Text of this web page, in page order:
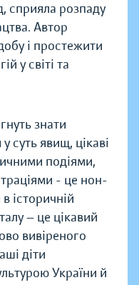
сприяла розпаду
Автор
і простежити
у світі та
знати
суть явищ, цікаві
подіями,
- це нон-
історичній
— це цікавий
вивіреного
діти
України й